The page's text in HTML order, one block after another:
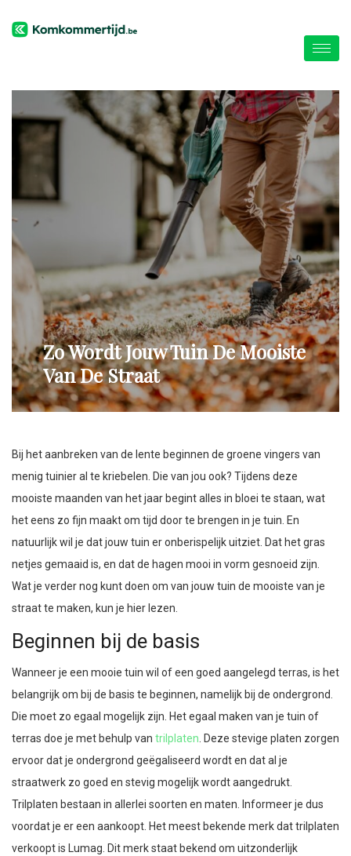
Zo Wordt Jouw Tuin De Mooiste
Van De Straat
Bij het aanbreken van de lente beginnen de groene vingers van
menig tuinier al te kriebelen. Die van jou ook? Tijdens deze
mooiste maanden van het jaar begint alles in bloei te staan, wat
het eens zo fijn maakt om tijd door te brengen in je tuin. En
natuurlijk wil je dat jouw tuin er onberispelijk uitziet. Dat het gras
netjes gemaaid is, en dat de hagen mooi in vorm gesnoeid zijn.
Wat je verder nog kunt doen om van jouw tuin de mooiste van je
straat te maken, kun je hier lezen.
Beginnen bij de basis
Wanneer je een mooie tuin wil of een goed aangelegd terras, is het
belangrijk om bij de basis te beginnen, namelijk bij de ondergrond.
Die moet zo egaal mogelijk zijn. Het egaal maken van je tuin of
terras doe je met behulp van trilplaten . Deze stevige platen zorgen
ervoor dat je ondergrond geëgaliseerd wordt en dat al je
straatwerk zo goed en stevig mogelijk wordt aangedrukt.
Trilplaten bestaan in allerlei soorten en maten. Informeer je dus
voordat je er een aankoopt. Het meest bekende merk dat trilplaten
verkoopt is Lumag. Dit merk staat bekend om uitzonderlijk